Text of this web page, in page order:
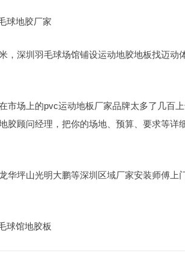
球地胶厂家
深圳羽毛球场馆铺设运动地胶地板找迈动
市场上的pvc运动地板厂家品牌太多了几百
胶顾问经理，把你的场地、预算、要求等详
坪山光明大鹏等深圳区域厂家安装师傅上
球馆地胶板